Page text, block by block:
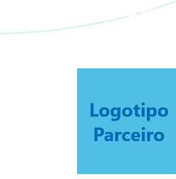
em parceria com